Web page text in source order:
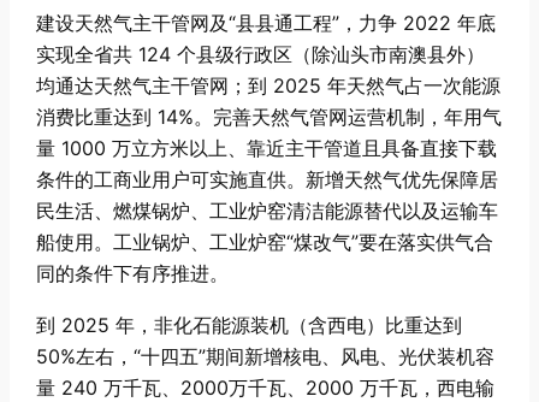
建设天然气主干管网及“县县通工程”，力争 2022 年底
实现全省共 124 个县级行政区（除汕头市南澳县外）
均通达天然气主干管网；到 2025 年天然气占一次能源
消费比重达到 14%。完善天然气管网运营机制，年用气
量 1000 万立方米以上、靠近主干管道且具备直接下载
条件的工商业用户可实施直供。新增天然气优先保障居
民生活、燃煤锅炉、工业炉窑清洁能源替代以及运输车
船使用。工业锅炉、工业炉窑“煤改气”要在落实供气合
同的条件下有序推进。
到 2025 年，非化石能源装机（含西电）比重达到
50%左右，“十四五”期间新增核电、风电、光伏装机容
量 240 万千瓦、2000万千瓦、2000 万千瓦，西电输